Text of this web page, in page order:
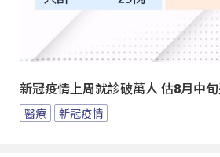
新冠疫情上周就診破萬人 估8月中
醫療 新冠疫情